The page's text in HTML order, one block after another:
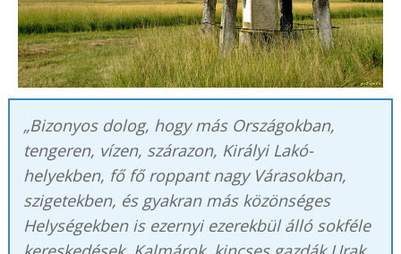
„Bizonyos dolog, hogy más Országokban,
tengeren, vízen, szárazon, Királyi Lakó-
helyekben, fő fő roppant nagy Várasokban,
szigetekben, és gyakran más közönséges
Helységekben is ezernyi ezerekbül álló sokféle